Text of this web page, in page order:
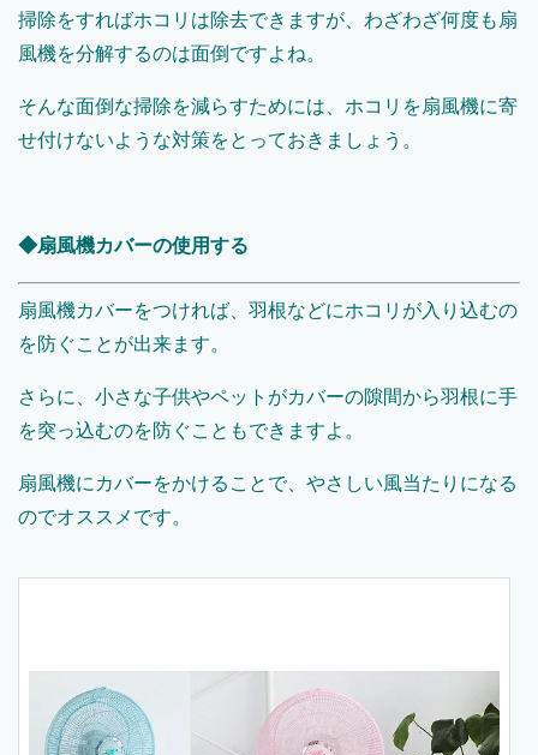
掃除をすればホコリは除去できますが、わざわざ何度も扇
風機を分解するのは面倒ですよね。
そんな面倒な掃除を減らすためには、ホコリを扇風機に寄
せ付けないような対策をとっておきましょう。
◆扇風機カバーの使用する
扇風機カバーをつければ、羽根などにホコリが入り込むの
を防ぐことが出来ます。
さらに、小さな子供やペットがカバーの隙間から羽根に手
を突っ込むのを防ぐこともできますよ。
扇風機にカバーをかけることで、やさしい風当たりになる
のでオススメです。